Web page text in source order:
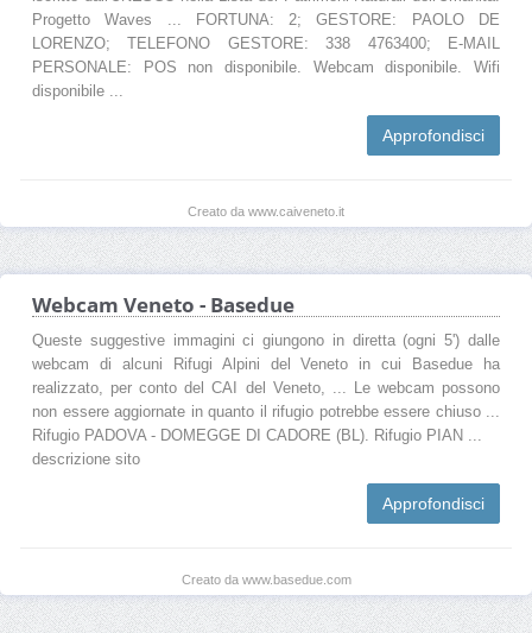
Progetto Waves ... FORTUNA: 2; GESTORE: PAOLO DE
LORENZO; TELEFONO GESTORE: 338 4763400; E-MAIL
PERSONALE: POS non disponibile. Webcam disponibile. Wifi
disponibile ...
Approfondisci
Creato da www.caiveneto.it
Webcam Veneto - Basedue
Queste suggestive immagini ci giungono in diretta (ogni 5') dalle
webcam di alcuni Rifugi Alpini del Veneto in cui Basedue ha
realizzato, per conto del CAI del Veneto, ... Le webcam possono
non essere aggiornate in quanto il rifugio potrebbe essere chiuso ...
Rifugio PADOVA - DOMEGGE DI CADORE (BL). Rifugio PIAN ...
descrizione sito
Approfondisci
Creato da www.basedue.com